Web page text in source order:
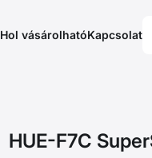
Hol vásárolhatóKapcsolat
HUE-F7C